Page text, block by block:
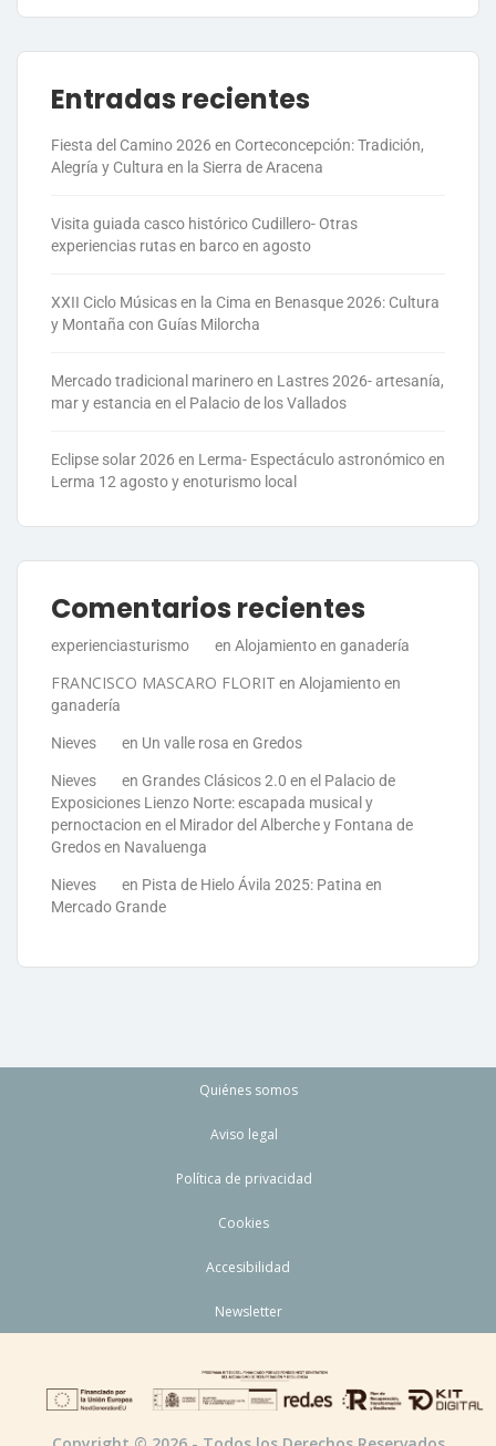
Entradas recientes
Fiesta del Camino 2026 en Corteconcepción: Tradición,
Alegría y Cultura en la Sierra de Aracena
Visita guiada casco histórico Cudillero- Otras
experiencias rutas en barco en agosto
XXII Ciclo Músicas en la Cima en Benasque 2026: Cultura
y Montaña con Guías Milorcha
Mercado tradicional marinero en Lastres 2026- artesanía,
mar y estancia en el Palacio de los Vallados
Eclipse solar 2026 en Lerma- Espectáculo astronómico en
Lerma 12 agosto y enoturismo local
Comentarios recientes
experienciasturismo en Alojamiento en ganadería
FRANCISCO MASCARO FLORIT en Alojamiento en
ganadería
Nieves en Un valle rosa en Gredos
Nieves en Grandes Clásicos 2.0 en el Palacio de
Exposiciones Lienzo Norte: escapada musical y
pernoctacion en el Mirador del Alberche y Fontana de
Gredos en Navaluenga
Nieves en Pista de Hielo Ávila 2025: Patina en
Mercado Grande
Quiénes somos
Aviso legal
Política de privacidad
Cookies
Accesibilidad
Newsletter